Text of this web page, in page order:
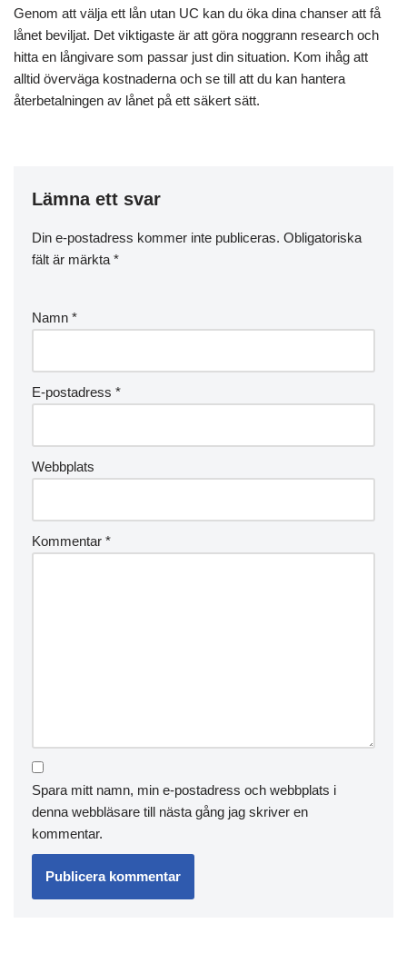
Genom att välja ett lån utan UC kan du öka dina chanser att få
lånet beviljat. Det viktigaste är att göra noggrann research och
hitta en långivare som passar just din situation. Kom ihåg att
alltid överväga kostnaderna och se till att du kan hantera
återbetalningen av lånet på ett säkert sätt.
Lämna ett svar
Din e-postadress kommer inte publiceras. Obligatoriska
fält är märkta *
Namn *
E-postadress *
Webbplats
Kommentar *
Spara mitt namn, min e-postadress och webbplats i
denna webbläsare till nästa gång jag skriver en
kommentar.